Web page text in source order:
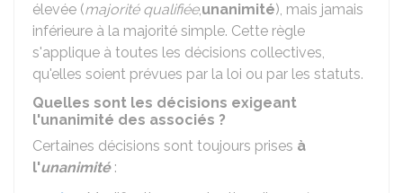
élevée (majorité qualifiée,unanimité), mais jamais
inférieure à la majorité simple. Cette règle
s'applique à toutes les décisions collectives,
qu'elles soient prévues par la loi ou par les statuts.
Quelles sont les décisions exigeant
l'unanimité des associés ?
Certaines décisions sont toujours prises à
l'unanimité: